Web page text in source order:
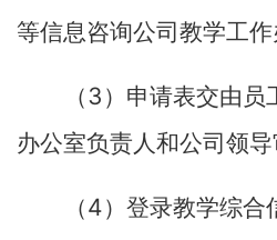
等信息咨询公司教学工作
（3 ）申请表交由员
办公室负责人和公司领导
（4）登录教学综合